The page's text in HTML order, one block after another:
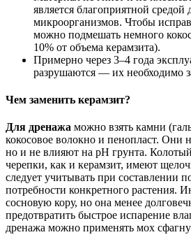
является благоприятной средой
микроорганизмов. Чтобы
можно подмешать немного
10% от объема керамзита).
Примерно через 3–4 года
разрушаются — их необходимо
Чем заменить керамзит?
Для дренажа можно взять камни
кокосовое волокно и пенопласт. Они
но и не влияют на pH грунта.
черепки, как и керамзит, имеют
следует учитывать при составлении
потребности конкретного растения.
сосновую кору, но она менее
предотвратить быстрое испарение
дренажа можно применять мох